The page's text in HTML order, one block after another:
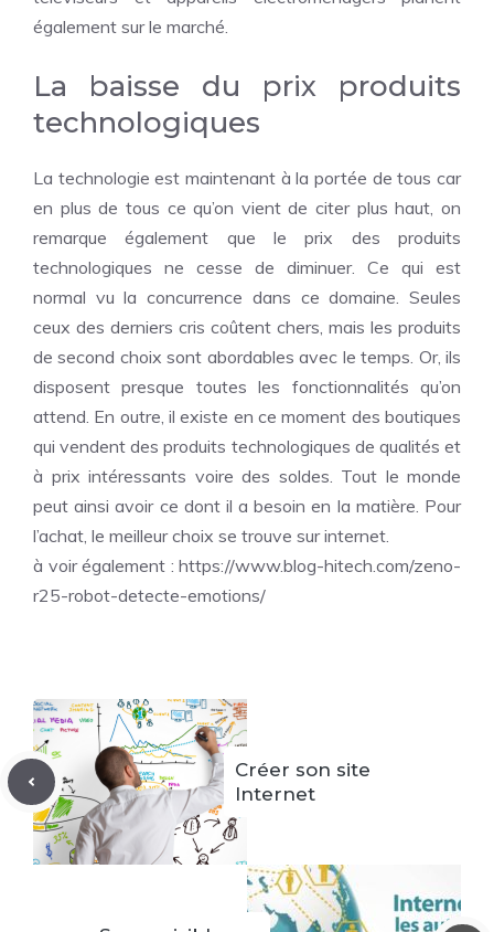
également sur le marché.
La baisse du prix produits
technologiques
La technologie est maintenant à la portée de tous car
en plus de tous ce qu’on vient de citer plus haut, on
remarque également que le prix des produits
technologiques ne cesse de diminuer. Ce qui est
normal vu la concurrence dans ce domaine. Seules
ceux des derniers cris coûtent chers, mais les produits
de second choix sont abordables avec le temps. Or, ils
disposent presque toutes les fonctionnalités qu’on
attend. En outre, il existe en ce moment des boutiques
qui vendent des produits technologiques de qualités et
à prix intéressants voire des soldes. Tout le monde
peut ainsi avoir ce dont il a besoin en la matière. Pour
l’achat, le meilleur choix se trouve sur internet.
à voir également : https://www.blog-hitech.com/zeno-
r25-robot-detecte-emotions/
Créer son site
Internet